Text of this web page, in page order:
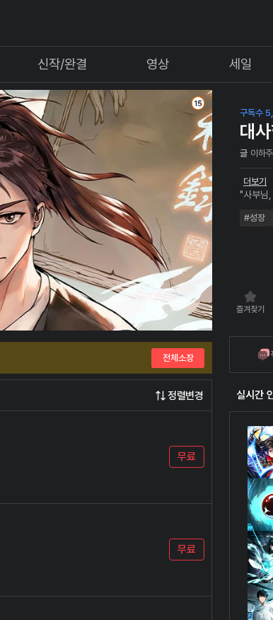
신작/완결 영상 세일
구독수
대
글 이하주
더보기
"사부님
모두가
길래!!??" 죽음의 진실을 밝히기 위해, 그리고
위해
고 그들을
#성장
즐겨찾기
실시간
전체소장
정렬변경
무료
무료